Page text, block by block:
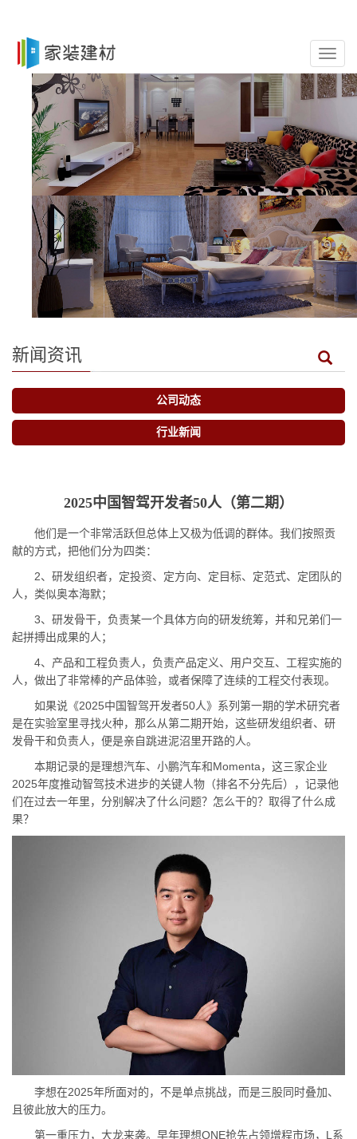
导
航
菜
新闻资讯
公司动态
行业新闻
2025中国智驾开发者50人（第二期）
他们是一个非常活跃但总体上又极为低调的群体。我们按照贡
献的方式，把他们分为四类：
2、研发组织者，定投资、定方向、定目标、定范式、定团队的
人，类似奥本海默；
3、研发骨干，负责某一个具体方向的研发统筹，并和兄弟们一
起拼搏出成果的人；
4、产品和工程负责人，负责产品定义、用户交互、工程实施的
人，做出了非常棒的产品体验，或者保障了连续的工程交付表现。
如果说《2025中国智驾开发者50人》系列第一期的学术研究者
是在实验室里寻找火种，那么从第二期开始，这些研发组织者、研
发骨干和负责人，便是亲自跳进泥沼里开路的人。
本期记录的是理想汽车、小鹏汽车和Momenta，这三家企业
2025年度推动智驾技术进步的关键人物（排名不分先后），记录他
们在过去一年里，分别解决了什么问题？怎么干的？取得了什么成
果？
李想在2025年所面对的，不是单点挑战，而是三股同时叠加、
且彼此放大的压力。
第一重压力，大龙来袭。早年理想ONE抢先占领增程市场，L系